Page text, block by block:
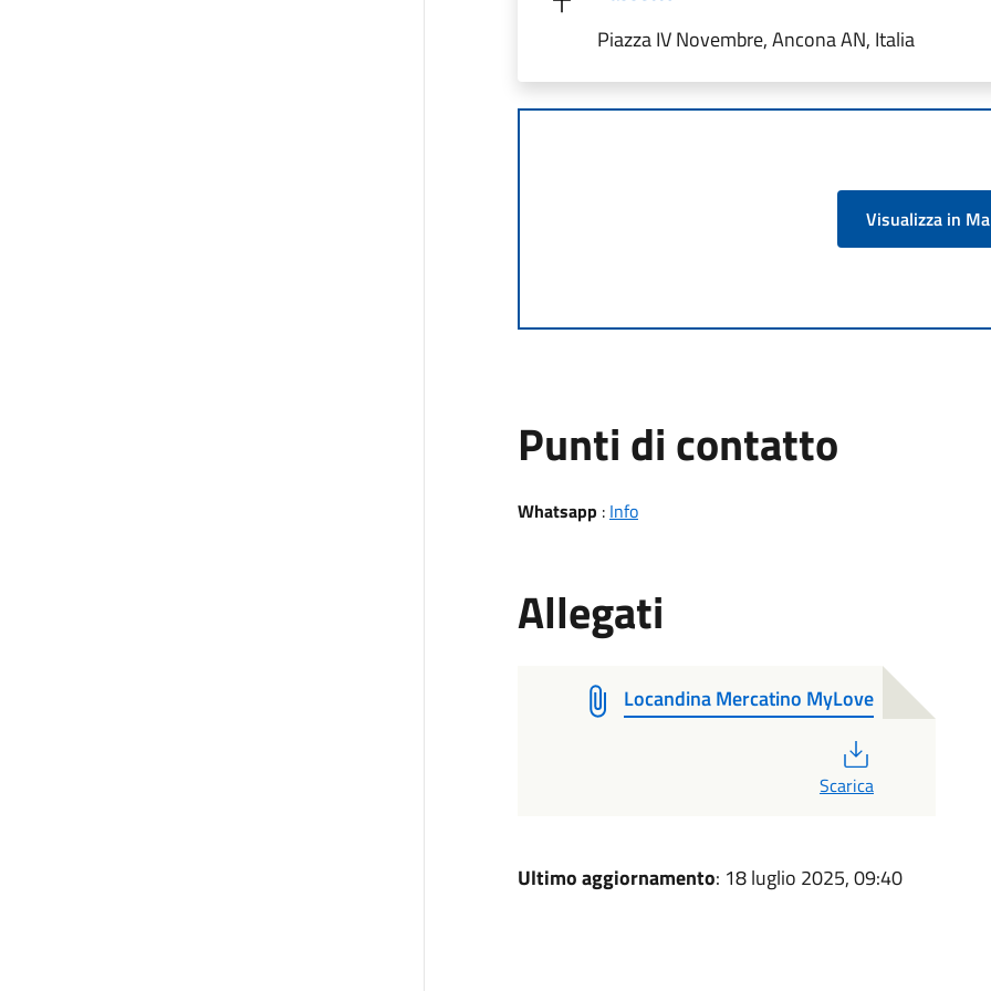
Piazza IV Novembre, Ancona AN, Italia
Visualizza in
Punti di contatto
Whatsapp : Info
Allegati
Locandina Mercatino MyLove
Scarica
Ultimo aggiornamento: 18 luglio 2025, 09:40